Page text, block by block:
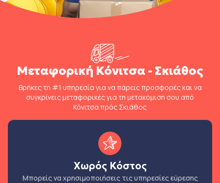
Μεταφορική Κόνιτσα - Σκιάθος
Βρήκες τη #1 υπηρεσία για να πάρεις προσφορές και να
συγκρίνεις μεταφορικές για τη μετακόμιση σου από
Κόνιτσα πρός Σκιάθος
Χωρός Κόστος
Μπορείς να χρησιμοποιήσεις τις υπηρεσίες εύρεσης